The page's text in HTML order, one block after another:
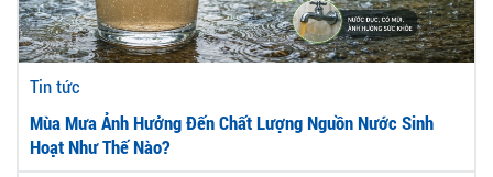
Tin tức
Mùa Mưa Ảnh Hưởng Đến Chất Lượng Nguồn Nước Sinh
Hoạt Như Thế Nào?